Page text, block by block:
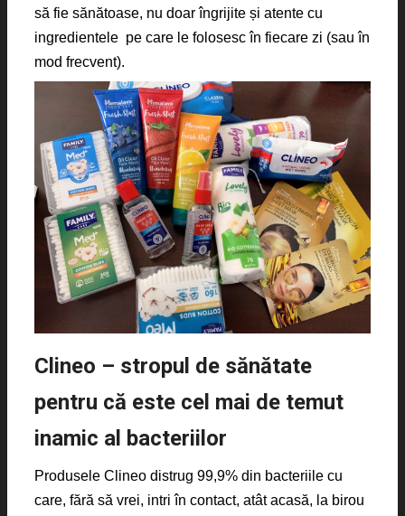
să fie sănătoase, nu doar îngrijite și atente cu
ingredientele pe care le folosesc în fiecare zi (sau în
mod frecvent).
Clineo – stropul de sănătate
pentru că este cel mai de temut
inamic al bacteriilor
Produsele Clineo distrug 99,9% din bacteriile cu
care, fără să vrei, intri în contact, atât acasă, la birou